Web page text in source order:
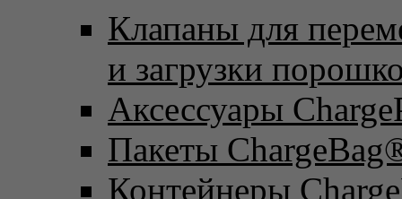
Клапаны для
и загрузки
Аксессуары
Пакеты
Контейнеры